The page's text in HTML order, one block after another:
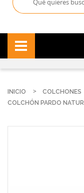
INICIO COLCHONES
COLCHÓN PARDO NATUR